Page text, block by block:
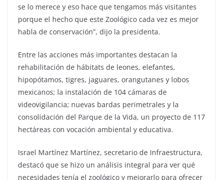
se lo merece y eso hace que tengamos más visitantes
porque el hecho que este Zoológico cada vez es mejor
habla de conservación”, dijo la presidenta.
Entre las acciones más importantes destacan la
rehabilitación de hábitats de leones, elefantes,
hipopótamos, tigres, jaguares, orangutanes y lobos
mexicanos; la instalación de 104 cámaras de
videovigilancia; nuevas bardas perimetrales y la
consolidación del Parque de la Vida, un proyecto de 117
hectáreas con vocación ambiental y educativa.
Israel Martínez Martínez, secretario de Infraestructura,
destacó que se hizo un análisis integral para ver qué
necesidades tenía el zoológico y mejorarlo para ofrecer